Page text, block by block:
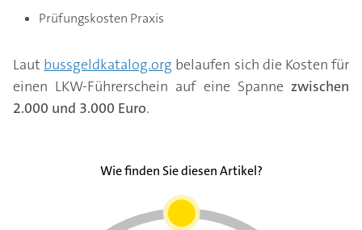
Prüfungskosten Praxis
Laut bussgeldkatalog.org belaufen sich die Kosten für
einen LKW-Führerschein auf eine Spanne zwischen
2.000 und 3.000 Euro.
Wie finden Sie diesen Artikel?